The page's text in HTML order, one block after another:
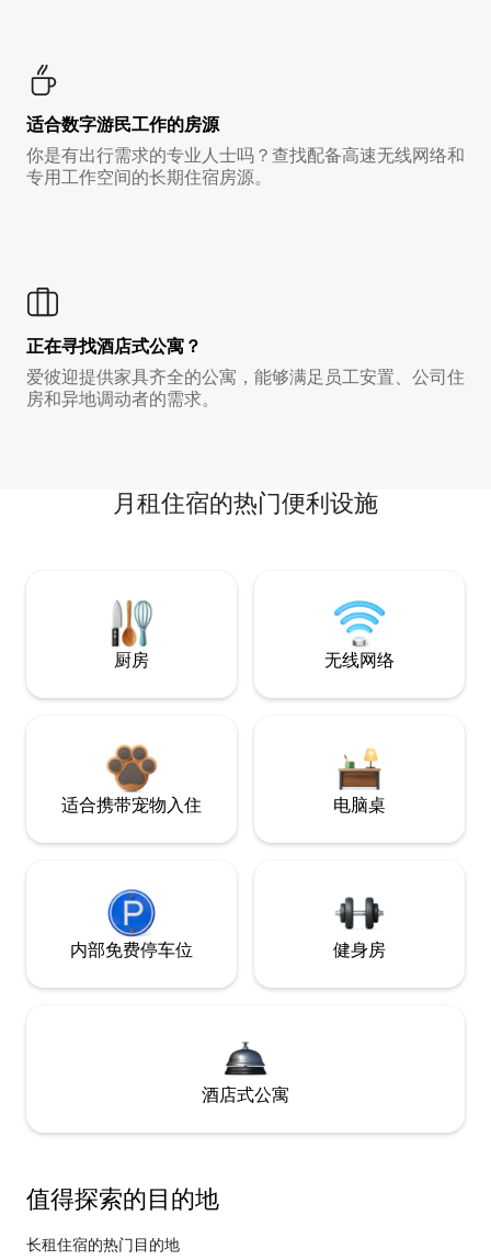
适合数字游民工作的房源
你是有出行需求的专业人士吗？查找配备高速无线网络和
专用工作空间的长期住宿房源。
正在寻找酒店式公寓？
爱彼迎提供家具齐全的公寓，能够满足员工安置、公司住
房和异地调动者的需求。
月租住宿的热门便利设施
厨房 无线网络
适合携带宠物入住 电脑桌
内部免费停车位 健身房
酒店式公寓
值得探索的目的地
长租住宿的热门目的地